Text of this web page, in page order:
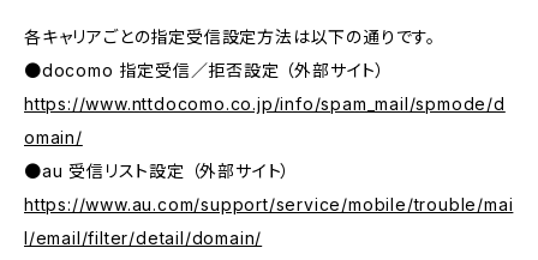
各キャリアごとの指定受信設定方法は以下の通りです。
●docomo 指定受信／拒否設定 （外部サイト）
https://www.nttdocomo.co.jp/info/spam_mail/spmode/d
omain/
●au 受信リスト設定 （外部サイト）
https://www.au.com/support/service/mobile/trouble/mai
l/email/filter/detail/domain/